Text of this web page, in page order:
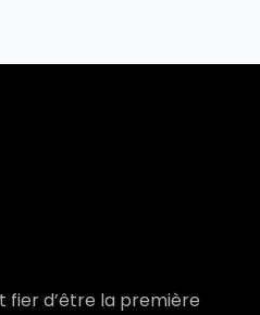
fier d’être la première